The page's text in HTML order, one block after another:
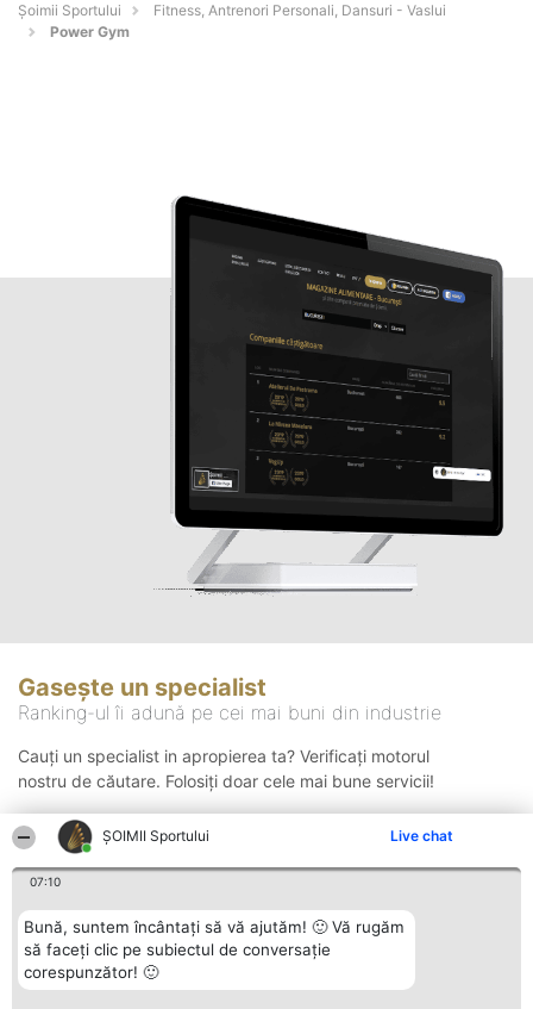
ȘOIMII Sportului Live chat
07:10
Bună, suntem încântați să vă ajutăm! 🙂 Vă rugăm
să faceți clic pe subiectul de conversație
corespunzător! 🙂
Șoimii Sportului
Fitness, Antrenori Personali, Dansuri - Vaslui
Power Gym
Gasește un specialist
Ranking-ul îi adună pe cei mai buni din industrie
Cauți un specialist in apropierea ta? Verificați motorul
nostru de căutare. Folosiți doar cele mai bune servicii!